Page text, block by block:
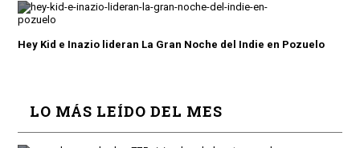
Hey Kid e Inazio lideran La Gran Noche del Indie en Pozuelo
LO MÁS LEÍDO DEL MES